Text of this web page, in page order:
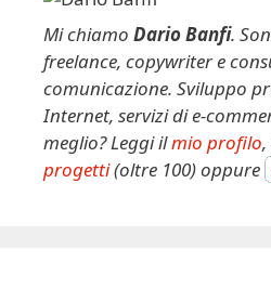
v
Mi chiamo Dario Banfi.
freelance, copywriter e
comunicazione. Sviluppo
Internet, servizi di e-
meglio? Leggi ilmio profilo
progetti(oltre 100) oppure